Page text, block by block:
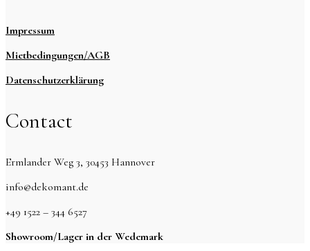
Impressum
Mietbedingungen/AGB
Datenschutzerklärung
Contact
Ermlander Weg 3, 30453 Hannover
info@dekomant.de
+49 1522 – 344 6527
Showroom/Lager in der Wedemark